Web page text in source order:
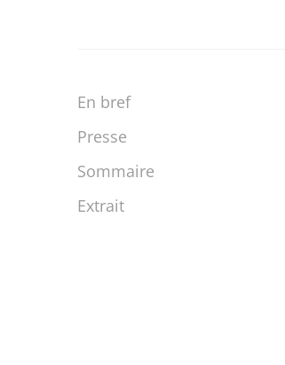
En bref
Presse
Sommaire
Extrait